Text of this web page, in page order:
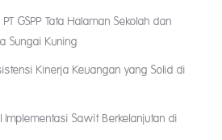
GSPP Tata Halaman Sekolah dan
Sungai Kuning
Kinerja Keuangan yang Solid di
Implementasi Sawit Berkelanjutan di